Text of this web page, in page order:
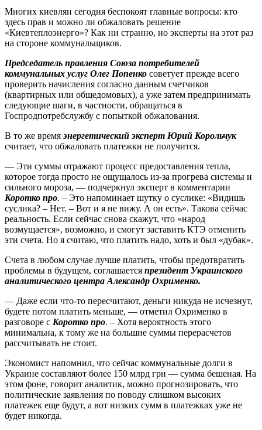
Многих киевлян сегодня беспокоят главные вопросы: кто
здесь прав и можно ли обжаловать решение
«Киевтеплоэнерго»? Как ни странно, но эксперты на этот раз
на стороне коммунальщиков.
Председатель правления Союза потребителей
коммунальных услуг Олег Попенко советует прежде всего
проверить начисления согласно данным счетчиков
(квартирных или общедомовых), а уже затем предпринимать
следующие шаги, в частности, обращаться в
Госпродпотребслужбу с попыткой обжалования.
В то же времяэнергетический эксперт Юрий Корольчук
считает, что обжаловать платежки не получится.
— Эти суммы отражают процесс предоставления тепла,
которое тогда просто не ощущалось из-за прогрева системы и
сильного мороза, — подчеркнул эксперт в комментарии
Коротко про. – Это напоминает шутку о суслике: «Видишь
суслика? – Нет. – Вот и я не вижу. А он есть». Такова сейчас
реальность. Если сейчас снова скажут, что «народ
возмущается», возможно, и смогут заставить КТЭ отменить
эти счета. Но я считаю, что платить надо, хоть и был «дубак».
Счета в любом случае лучше платить, чтобы предотвратить
проблемы в будущем, соглашается президент Украинского
аналитического центра Александр Охрименко.
— Даже если что-то пересчитают, деньги никуда не исчезнут,
будете потом платить меньше, — отметил Охрименко в
разговоре с Коротко про. – Хотя вероятность этого
минимальна, к тому же на большие суммы перерасчетов
рассчитывать не стоит.
Экономист напомнил, что сейчас коммунальные долги в
Украине составляют более 150 млрд грн — сумма бешеная. На
этом фоне, говорит аналитик, можно прогнозировать, что
политические заявления по поводу слишком высоких
платежек еще будут, а вот низких сумм в платежках уже не
будет никогда.